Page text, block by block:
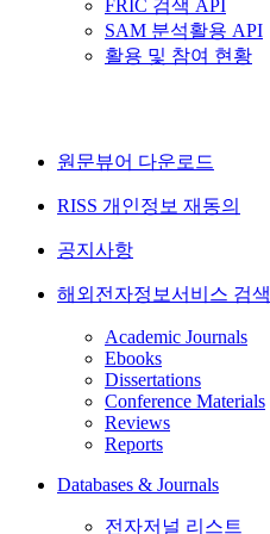
FRIC 검색 API
SAM 분석활용 API
활용 및 참여 현황
원문뷰어 다운로드
RISS 개인정보 재동의
공지사항
해외전자정보서비스 검색
Academic Journals
Ebooks
Dissertations
Conference Materials
Reviews
Reports
Databases & Journals
전자저널 리스트